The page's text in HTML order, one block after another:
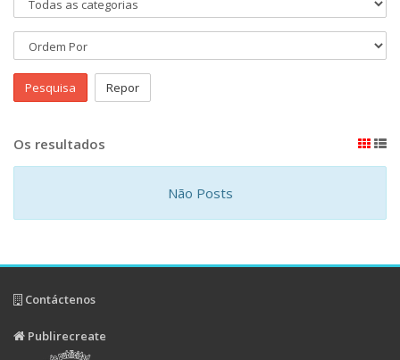
Pesquisa Repor
Os resultados
Não Posts
Contáctenos
Publirecreate